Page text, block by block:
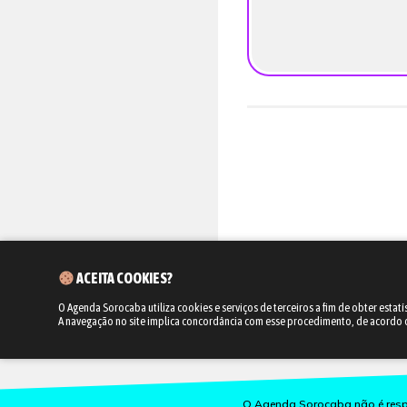
O Agenda Sorocaba não é
ACEITA COOKIES?
O Agenda Sorocaba utiliza cookies e serviços de terceiros a fim de obter
A navegação no site implica concordância com esse procedimento, de acordo